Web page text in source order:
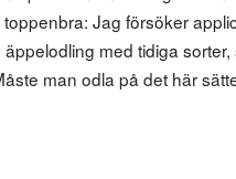
Jag försöker
med tidiga
man odla på det här